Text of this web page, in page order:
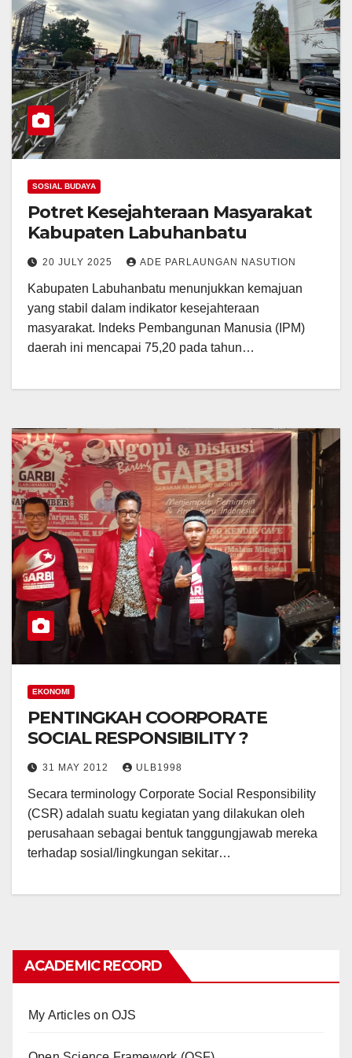
SOSIAL BUDAYA
Potret Kesejahteraan Masyarakat
Kabupaten Labuhanbatu
20 JULY 2025 ADE PARLAUNGAN NASUTION
Kabupaten Labuhanbatu menunjukkan kemajuan
yang stabil dalam indikator kesejahteraan
masyarakat. Indeks Pembangunan Manusia (IPM)
daerah ini mencapai 75,20 pada tahun…
EKONOMI
PENTINGKAH COORPORATE
SOCIAL RESPONSIBILITY ?
31 MAY 2012 ULB1998
Secara terminology Corporate Social Responsibility
(CSR) adalah suatu kegiatan yang dilakukan oleh
perusahaan sebagai bentuk tanggungjawab mereka
terhadap sosial/lingkungan sekitar…
ACADEMIC RECORD
My Articles on OJS